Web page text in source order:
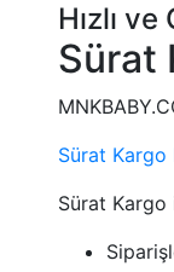
Hızlı
Sürat
Sürat Kargo
Sürat